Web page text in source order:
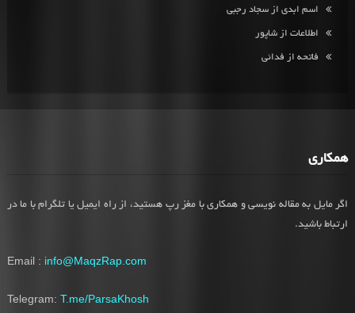
اسم ابدی از سجاد رجبی
اطلاعات از شاپور
فاتحه از فدائی
همکاری
اگر مایل به مقاله نویسی و همکاری با مغز رپ هستید، از راه ایمیل یا تلگرام با ما در
ارتباط باشید.
Email : info@MaqzRap.com
Telegram: T.me/ParsaKhosh